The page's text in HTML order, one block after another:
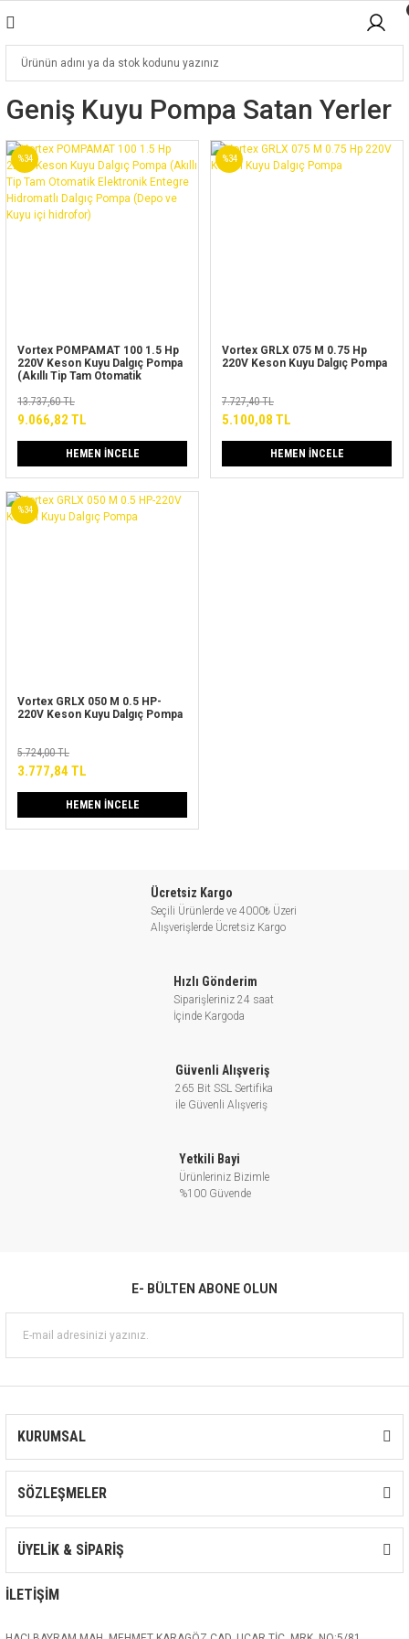
Geniş Kuyu Pompa Satan Yerler
%34
Vortex POMPAMAT 100 1.5 Hp
220V Keson Kuyu Dalgıç Pompa
(Akıllı Tip Tam Otomatik
Dalgıç Pompa (Depo ve Kuyu içi
hidrofor)
13.737,60 TL
9.066,82 TL
HEMEN İNCELE
%34
Vortex GRLX 075 M 0.75 Hp
220V Keson Kuyu Dalgıç Pompa
7.727,40 TL
5.100,08 TL
HEMEN İNCELE
%34
Vortex GRLX 050 M 0.5 HP-
220V Keson Kuyu Dalgıç Pompa
5.724,00 TL
3.777,84 TL
HEMEN İNCELE
Ücretsiz Kargo
Seçili Ürünlerde ve 4000₺ Üzeri
Alışverişlerde Ücretsiz Kargo
Hızlı Gönderim
Siparişleriniz 24 saat
İçinde Kargoda
Güvenli Alışveriş
265 Bit SSL Sertifika
ile Güvenli Alışveriş
Yetkili Bayi
Ürünleriniz Bizimle
%100 Güvende
E- BÜLTEN ABONE OLUN
KURUMSAL
SÖZLEŞMELER
ÜYELİK & SİPARİŞ
İLETİŞİM